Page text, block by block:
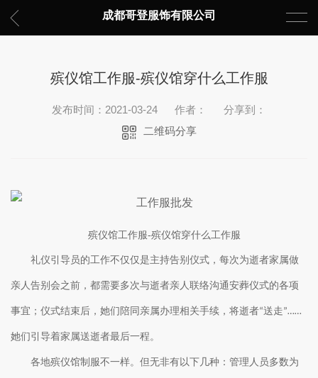
成都哥登服饰有限公司
殡仪馆工作服-殡仪馆穿什么工作服
发布时间：2021-03-24 作者：
分享到：
二维码分享
殡仪馆工作服-殡仪馆穿什么工作服
礼仪引导员的工作不仅仅是主持告别仪式，每次为逝者家属做
亲人告别会之前，都需要多次与逝者亲人联络沟通安葬仪式的各项
事宜；仪式结束后，她们陪同亲属办理相关手续，将逝者“送走”……
她们引导着家属送逝者最后一程。
各地殡仪馆制服不一样。但无非有以下几种：管理人员多数为